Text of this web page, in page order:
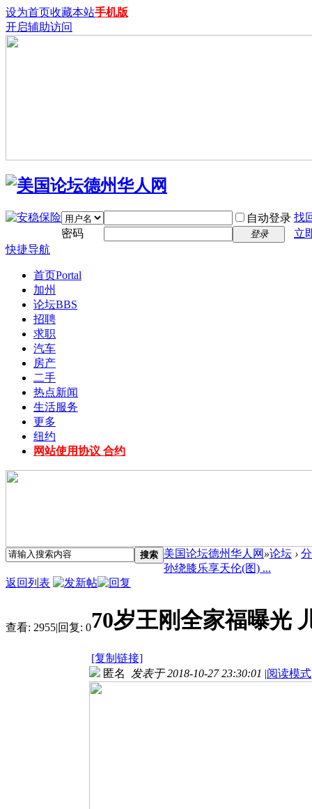
设为首页收藏本站手机版
开启辅助访问
自动登录 找
密码
登录
立
快捷导航
首页Portal
加州
论坛BBS
招聘
求职
汽车
房产
二手
热点新闻
生活服务
更多
纽约
网站使用协议 合约
搜索 美国论坛德州华人网 »论坛 ›
孙绕膝乐享天伦(图) ...
返回列表
查看: 2955|回复: 070岁王刚全家福曝光
[复制链接]
匿名 发表于 2018-10-27 23:30:01 |阅读模式